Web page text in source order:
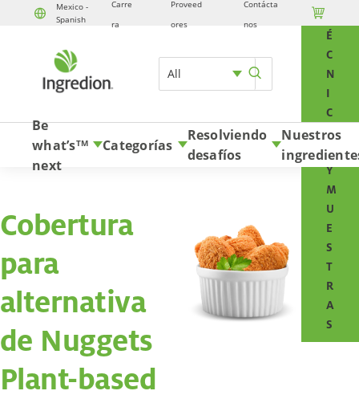
Mexico -
Spanish
Carre
ra
Proveed
ores
Contácta
nos

All
É
C
N
I
C
O
S
Y
M
U
E
S
T
R
A
S
Skip to content
Be
what’s
next
TM Categorías
Resolviendo
desafíos
Nuestros
Cobertura
para
alternativa
de Nuggets
Plant-based